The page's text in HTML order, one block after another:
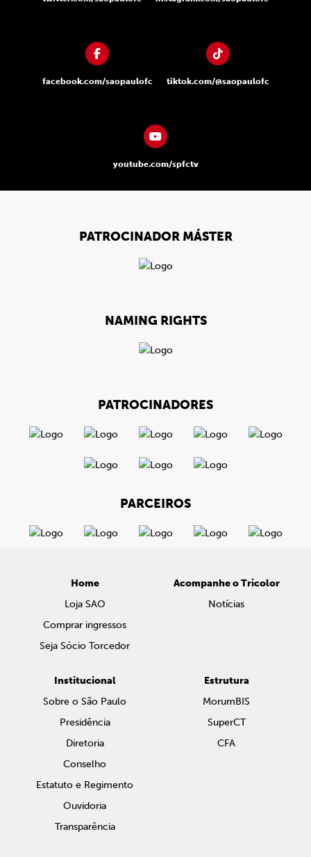
facebook.com/saopaulofc tiktok.com/@saopaulofc
youtube.com/spfctv
PATROCINADOR MÁSTER
NAMING RIGHTS
PATROCINADORES
PARCEIROS
Home
Loja SAO
Comprar ingressos
Seja Sócio Torcedor
Acompanhe o Tricolor
Notícias
Institucional
Sobre o São Paulo
Presidência
Diretoria
Conselho
Estatuto e Regimento
Ouvidoria
Transparência
Estrutura
MorumBIS
SuperCT
CFA